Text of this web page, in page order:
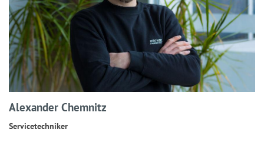
Alexander Chemnitz
Servicetechniker